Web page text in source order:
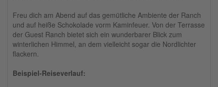
Freu dich am Abend auf das gemütliche Ambiente der Ranch
und auf heiße Schokolade vorm Kaminfeuer. Von der Terrasse
der Guest Ranch bietet sich ein wunderbarer Blick zum
winterlichen Himmel, an dem vielleicht sogar die Nordlichter
flackern.
Beispiel-Reiseverlauf: